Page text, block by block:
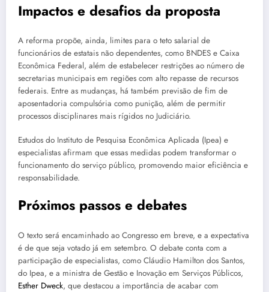
Impactos e desafios da proposta
A reforma propõe, ainda, limites para o teto salarial de
funcionários de estatais não dependentes, como BNDES e Caixa
Econômica Federal, além de estabelecer restrições ao número de
secretarias municipais em regiões com alto repasse de recursos
federais. Entre as mudanças, há também previsão de fim de
aposentadoria compulsória como punição, além de permitir
processos disciplinares mais rígidos no Judiciário.
Estudos do Instituto de Pesquisa Econômica Aplicada (Ipea) e
especialistas afirmam que essas medidas podem transformar o
funcionamento do serviço público, promovendo maior eficiência e
responsabilidade.
Próximos passos e debates
O texto será encaminhado ao Congresso em breve, e a expectativa
é de que seja votado já em setembro. O debate conta com a
participação de especialistas, como Cláudio Hamilton dos Santos,
do Ipea, e a ministra de Gestão e Inovação em Serviços Públicos,
Esther Dweck, que destacou a importância de acabar com